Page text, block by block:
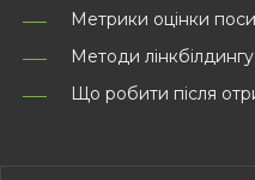
Метрики оцінки
Методи
Що робити після